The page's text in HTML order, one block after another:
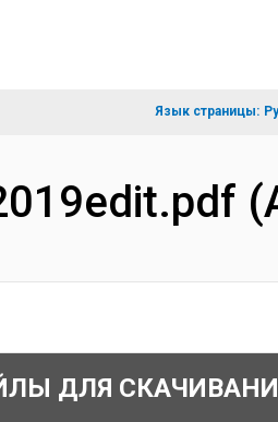
Язык страницы:
ДЛЯ